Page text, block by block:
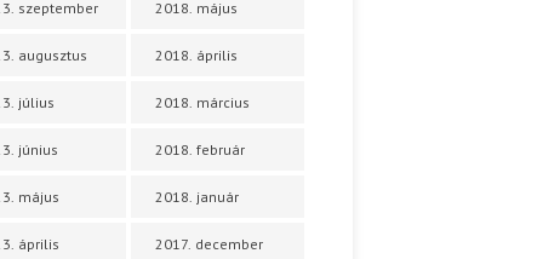
szeptember
augusztus
július
június
május
április
2018. május
2018. április
2018. március
2018. február
2018. január
2017. december